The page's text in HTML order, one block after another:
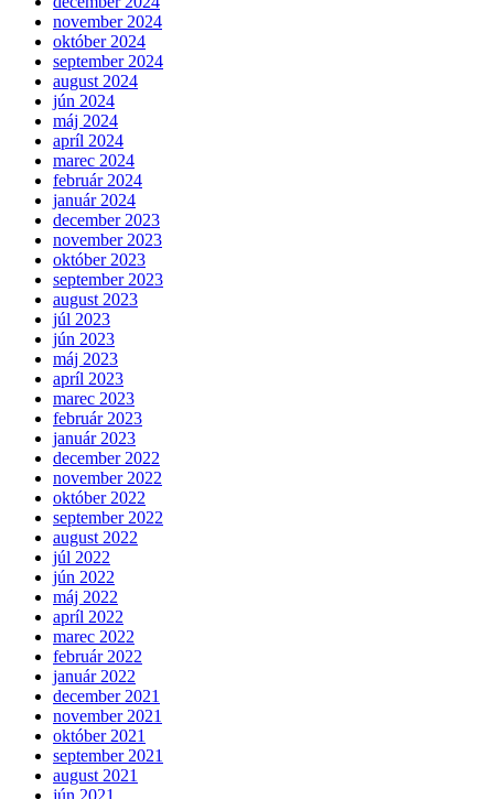
november 2024
október 2024
september 2024
august 2024
jún 2024
máj 2024
apríl 2024
marec 2024
február 2024
január 2024
december 2023
november 2023
október 2023
september 2023
august 2023
júl 2023
jún 2023
máj 2023
apríl 2023
marec 2023
február 2023
január 2023
december 2022
november 2022
október 2022
september 2022
august 2022
júl 2022
jún 2022
máj 2022
apríl 2022
marec 2022
február 2022
január 2022
december 2021
november 2021
október 2021
september 2021
august 2021